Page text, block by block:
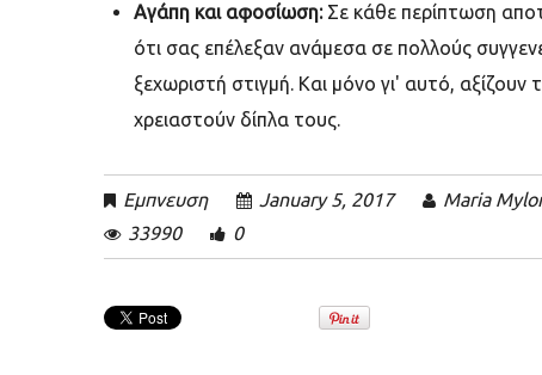
Αγάπη και αφοσίωση: Σε κάθε περίπτωση
ότι σας επέλεξαν ανάμεσα σε πολλούς
ξεχωριστή στιγμή. Και μόνο γι' αυτό,
χρειαστούν δίπλα τους.
Εμπνευση January 5, 2017
Maria
33990
0